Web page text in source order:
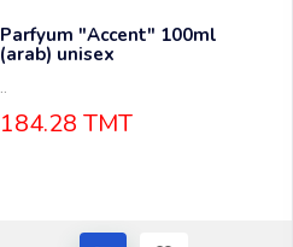
Parfyum "Accent" 100ml
(arab) unisex
..
184.28 TMT